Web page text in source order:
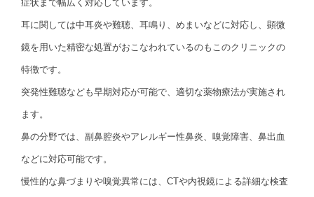
症状まで幅広く対応しています。
耳に関しては中耳炎や難聴、耳鳴り、めまいなどに対応し、顕微
鏡を用いた精密な処置がおこなわれているのもこのクリニックの
特徴です。
突発性難聴なども早期対応が可能で、適切な薬物療法が実施され
ます。
鼻の分野では、副鼻腔炎やアレルギー性鼻炎、嗅覚障害、鼻出血
などに対応可能です。
慢性的な鼻づまりや嗅覚異常には、CTや内視鏡による詳細な検査